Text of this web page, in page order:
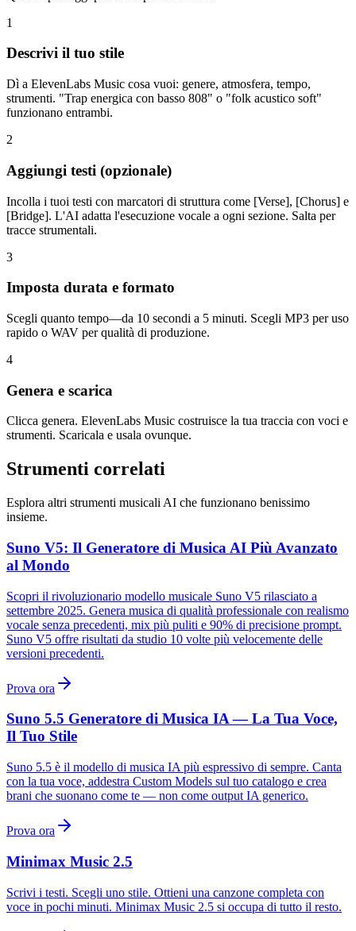
1
Descrivi il tuo stile
Dì a ElevenLabs Music cosa vuoi: genere, atmosfera, tempo,
strumenti. "Trap energica con basso 808" o "folk acustico soft"
funzionano entrambi.
2
Aggiungi testi (opzionale)
Incolla i tuoi testi con marcatori di struttura come [Verse], [Chorus] e
[Bridge]. L'AI adatta l'esecuzione vocale a ogni sezione. Salta per
tracce strumentali.
3
Imposta durata e formato
Scegli quanto tempo—da 10 secondi a 5 minuti. Scegli MP3 per uso
rapido o WAV per qualità di produzione.
4
Genera e scarica
Clicca genera. ElevenLabs Music costruisce la tua traccia con voci e
strumenti. Scaricala e usala ovunque.
Strumenti correlati
Esplora altri strumenti musicali AI che funzionano benissimo
insieme.
Suno V5: Il Generatore di Musica AI Più Avanzato
al Mondo
Scopri il rivoluzionario modello musicale Suno V5 rilasciato a
settembre 2025. Genera musica di qualità professionale con realismo
vocale senza precedenti, mix più puliti e 90% di precisione prompt.
Suno V5 offre risultati da studio 10 volte più velocemente delle
versioni precedenti.
Prova ora
Suno 5.5 Generatore di Musica IA — La Tua Voce,
Il Tuo Stile
Suno 5.5 è il modello di musica IA più espressivo di sempre. Canta
con la tua voce, addestra Custom Models sul tuo catalogo e crea
brani che suonano come te — non come output IA generico.
Prova ora
Minimax Music 2.5
Scrivi i testi. Scegli uno stile. Ottieni una canzone completa con
voce in pochi minuti. Minimax Music 2.5 si occupa di tutto il resto.